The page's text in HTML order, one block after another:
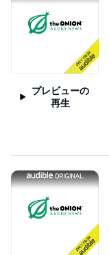
プレビューの
再生